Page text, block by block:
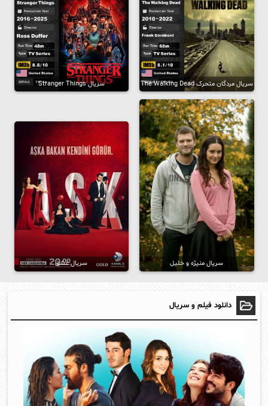
سریال مردگان متحرک The Walking Dead سریال Stranger Things
سریال منیژه و خلیل سریال عشق
دانلود فیلم و سریال